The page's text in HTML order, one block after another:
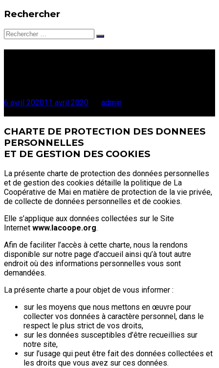
Rechercher
Rechercher:
6 avril 202011 avril 2020
admin
CHARTE DE PROTECTION DES DONNEES
PERSONNELLES
ET DE GESTION DES COOKIES
La présente charte de protection des données personnelles
et de gestion des cookies détaille la politique de La
Coopérative de Mai en matière de protection de la vie privée,
de collecte de données personnelles et de cookies.
Elle s’applique aux données collectées sur le Site
Internet www.lacoope.org.
Afin de faciliter l’accès à cette charte, nous la rendons
disponible sur notre page d’accueil ainsi qu’à tout autre
endroit où des informations personnelles vous sont
demandées.
La présente charte a pour objet de vous informer :
sur les moyens que nous mettons en œuvre pour
collecter vos données à caractère personnel, dans le
respect le plus strict de vos droits,
sur les données susceptibles d’être recueillies sur
notre site,
sur l’usage qui peut être fait des données collectées et
les droits que vous avez sur ces données.